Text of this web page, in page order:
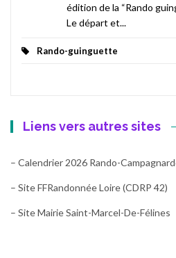
édition de la “Rando
Le départ et...
Rando-guinguette
Liens vers autres sites
– Calendrier 2026 Rando-
– Site FFRandonnée Loire (CDRP 42)
– Site Mairie Saint-Marcel-De-Félines